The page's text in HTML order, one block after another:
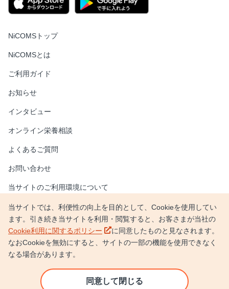
当サイトでは、利便性の向上を目的として、Cookieを使用してい
ます。引き続き当サイトを利用・閲覧すると、お客さまが当社の
Cookie利用に関するポリシー
新しいウィンドウで開く
に同意したものと見なされます。
なおCookieを無効にすると、サイトの一部の機能を使用できなく
なる場合があります。
同意して閉じる
NiCOMSトップ
NiCOMSとは
ご利用ガイド
お知らせ
インタビュー
オンライン栄養相談
よくあるご質問
お問い合わせ
当サイトのご利用環境について
情報セキュリティポリシー 新しいウィンドウで開く
個人情報保護方針 新しいウィンドウで開く
日本調剤サイト 新しいウィンドウで開く
Copyright © NIHON CHOUZAI Co., Ltd. All rights reserved.